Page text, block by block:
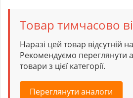
Товар тимчасово
Наразі цей товар відсутній
Рекомендуємо переглянути
товари з цієї категорії.
Переглянути аналоги